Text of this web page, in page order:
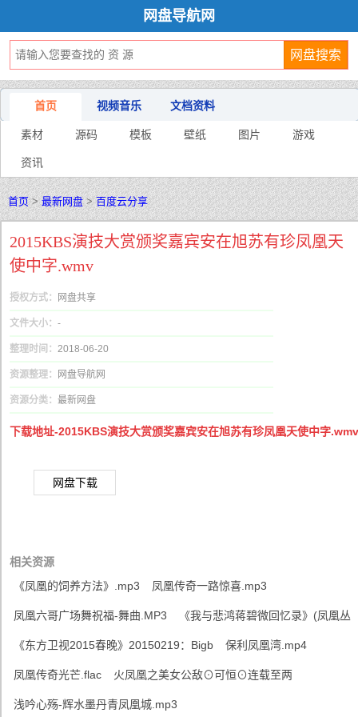
网盘导航网
首页 视频音乐 文档资料
素材 源码 模板 壁纸 图片 游戏
资讯
首页>最新网盘>百度云分享
2015KBS演技大赏颁奖嘉宾安在旭苏有珍凤凰天
使中字.wmv
授权方式： 网盘共享
文件大小： -
整理时间： 2018-06-20
资源整理： 网盘导航网
资源分类： 最新网盘
下载地址-2015KBS演技大赏颁奖嘉宾安在旭苏有珍凤凰天使中字.wmv
网盘下载
相关资源
《凤凰的饲养方法》.mp3
凤凰传奇一路惊喜.mp3
凤凰六哥广场舞祝福-舞曲.MP3 《我与悲鸿蒋碧微回忆录》(凤凰丛
《东方卫视2015春晚》20150219：Bigb 保利凤凰湾.mp4
凤凰传奇光芒.flac 火凤凰之美女公敌⊙可恒⊙连载至两
浅吟心殇-辉水墨丹青凤凰城.mp3